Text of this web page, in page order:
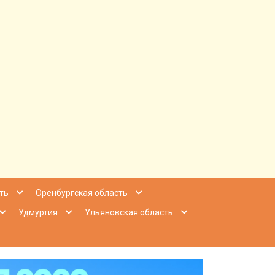
Приволжье
Оренбургская область
Удмуртия
Ульяновская область